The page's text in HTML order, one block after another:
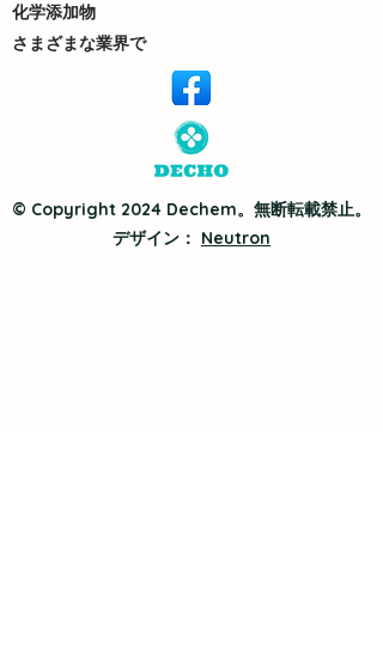
化学添加物
さまざまな業界で
© Copyright 2024 Dechem。無断転載禁止。
デザイン： Neutron